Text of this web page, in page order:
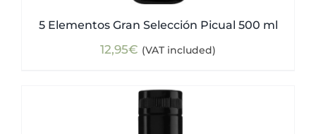
5 Elementos Gran Selección Picual 500 ml
12,95€ (VAT included)